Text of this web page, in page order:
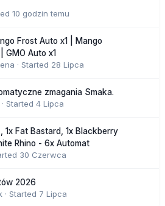
10 godzin temu
Frost Auto x1 | Mango
GMO Auto x1
· Started 28 Lipca
zmagania Smaka.
· Started 4 Lipca
1x Fat Bastard, 1x Blackberry
Rhino - 6x Automat
30 Czerwca
2026
· Started 7 Lipca